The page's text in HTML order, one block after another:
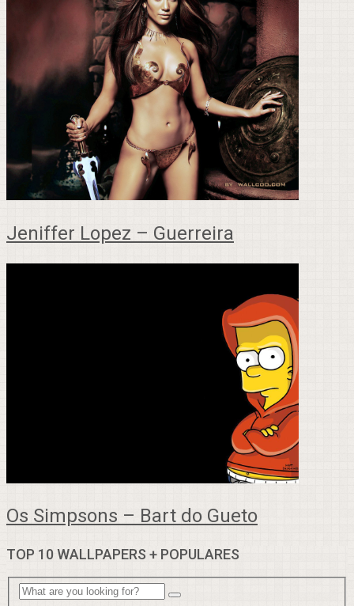
Jeniffer Lopez – Guerreira
Os Simpsons – Bart do Gueto
TOP 10 WALLPAPERS + POPULARES